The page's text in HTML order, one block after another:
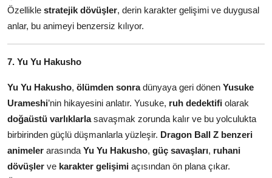
Özellikle stratejik dövüşler, derin karakter gelişimi ve duygusal
anlar, bu animeyi benzersiz kılıyor.
7. Yu Yu Hakusho
Yu Yu Hakusho, ölümden sonradünyaya geri dönen Yusuke
Urameshi’nin hikayesini anlatır. Yusuke, ruh dedektifi olarak
doğaüstü varlıklarlasavaşmak zorunda kalır ve bu yolculukta
birbirinden güçlü düşmanlarla yüzleşir. Dragon Ball Z benzeri
animeler arasında Yu Yu Hakusho, güç savaşları, ruhani
dövüşler ve karakter gelişimi açısından ön plana çıkar.